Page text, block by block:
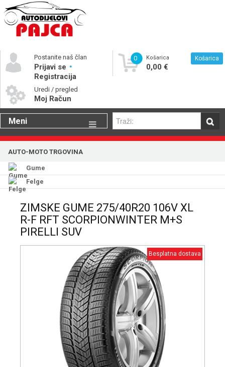
Postanite naš član
Prijavi se
Registracija
Uredi / pregled
Moj Račun
0 Košarica
0,00 €
Košarica
Meni
Gume
Katalog rezervnih dijelova
AUTO-MOTO TRGOVINA
Gume
Felge
ZIMSKE GUME 275/40R20 106V XL
R-F RFT SCORPIONWINTER M+S
PIRELLI SUV
Besplatna dostava